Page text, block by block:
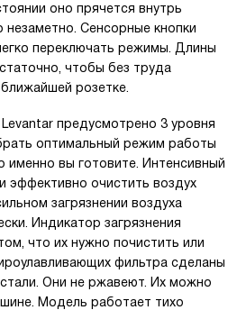
оно прячется внутрь
Сенсорные кнопки
переключать режимы. Длины
чтобы без труда
розетке.
предусмотрено 3 уровня
оптимальный режим работы
именно вы готовите. Интенсивный
эффективно очистить воздух
загрязнении воздуха
Индикатор загрязнения
что их нужно почистить или
фильтра сделаны
Они не ржавеют. Их можно
Модель работает тихо